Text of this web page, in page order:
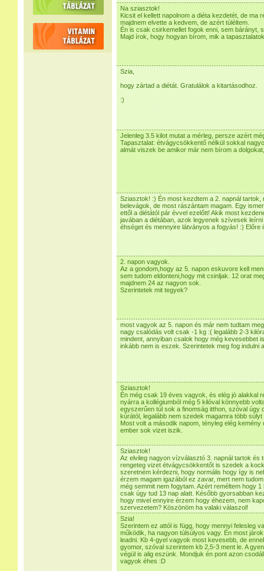
Na sziasztok!
Kicsit el kellett napolnom a diéta kezdetét, de ma
majdnem elvette a kedvem, de azért túléltem.
Én is csak csirkemellet fogok enni, sem bárányt,
Majd írok, hogy hogyan bírom, mik a
Szia,
hogy zártad a diétát. Gratulálok a kitartásodhoz.
:)
Jelenleg 3.5 kilot mutat a mérleg, persze azért
Tapasztalat: étvágycsökkentő nélkül sokkal
almát viszek be amikor már nem bírom a
Sziasztok! :) Én most kezdtem a 2. napnál tartok,
belevágok, de most rászántam magam. Egy
ettől a diétától pár évvel ezelőtt! Akik most
javában a diétában, azok legyenek szívesek
éhséget és mennyire látványos a fogyás! :) Előre
2. napon vagyok.
Az a gondom,hogy az 5. napon eskuvore kell
sem tudom eldonteni,hogy mit csinljak. 12 orat
majdnem 24 az nagyon sok.
Szerintetek mit tegyek?
most vagyok az 5. napon és már nem tudtam
nagy csalódás volt csak -1 kg :( legalább 2-3
mindent, annyiban csalok hogy még kevesebbet
inkább nem is eszek. Szerintetek meg fog indulni
Sziasztok!
Én még csak 19 éves vagyok, és elég jó alakkal
nyárra a kollégiumból még 5 kilóval könnyebb
egyszerűen túl sok a finomság itthon, szóval úgy
kúrától, legalább nem szedek magamra több
Most volt a második napom, tényleg elég
ember sok vizet iszik.
Sziasztok!
Az elvileg nagyon vízválasztó 3. napnál tartok és
rengeteg vizet étvágycsökkentőt is szedek a
szeretném kérdezni, hogy normális hogy így is
érzem magam igazából ez zavar, mert nem
még semmit nem fogytam. Azért reméltem hogy
csak úgy tud 13 nap alatt. Később gyorsabban
hogy mivel ennyire érzem hogy éhezem, nem
szervezetem? Köszönöm ha valaki válaszol!
Szia!
Szerintem ez attól is függ, hogy mennyi felesleg
működik, ha nagyon túlsúlyos vagy. Én most
leadni. Kb 4-gyel vagyok most kevesebb, de
gyomor, szóval szerintem kb 2,5-3 ment le. A
végül is alig eszünk. Mondjuk én pont azon
vagyok éhes :D